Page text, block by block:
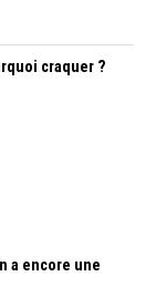
craquer ?
a encore une